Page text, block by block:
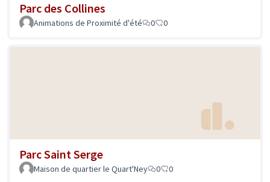
Parc des Collines
Animations de Proximité d'été 0 0
Parc Saint Serge
Maison de quartier le Quart'Ney 0 0